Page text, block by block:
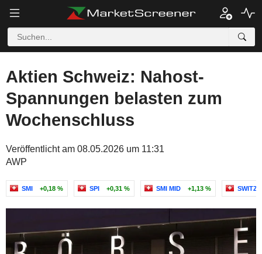
Aktien Schweiz: Nahost-
Spannungen belasten zum
Wochenschluss
Veröffentlicht am 08.05.2026 um 11:31
AWP
SMI +0,18 % SPI +0,31 % SMI MID +1,13 %